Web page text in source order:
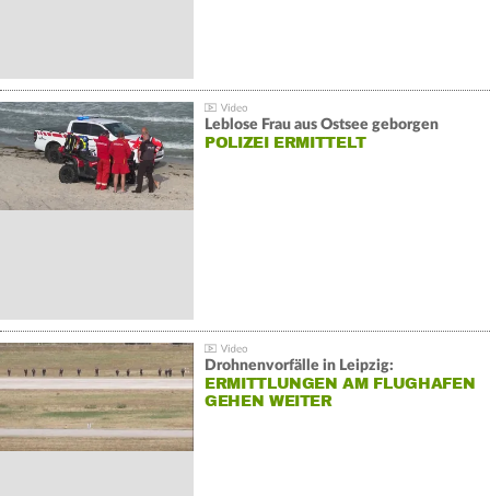
Leblose Frau aus Ostsee geborgen
POLIZEI ERMITTELT
Drohnenvorfälle in Leipzig:
ERMITTLUNGEN AM FLUGHAFEN
GEHEN WEITER